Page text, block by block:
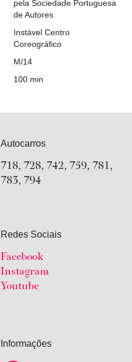
pela Sociedade Portuguesa
de Autores
Instável Centro
Coreográfico
M/14
100 min
Autocarros
718, 728, 742, 759, 781,
783, 794
Redes Sociais
Facebook
Instagram
Informações